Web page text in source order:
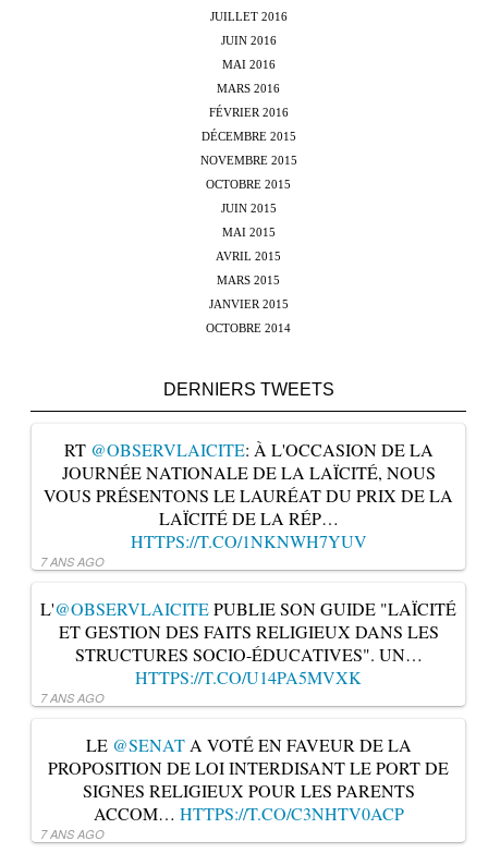
JUILLET 2016
JUIN 2016
MAI 2016
MARS 2016
FÉVRIER 2016
DÉCEMBRE 2015
NOVEMBRE 2015
OCTOBRE 2015
JUIN 2015
MAI 2015
AVRIL 2015
MARS 2015
JANVIER 2015
OCTOBRE 2014
DERNIERS TWEETS
RT @OBSERVLAICITE: À L'OCCASION DE LA
JOURNÉE NATIONALE DE LA LAÏCITÉ, NOUS
VOUS PRÉSENTONS LE LAURÉAT DU PRIX DE LA
LAÏCITÉ DE LA RÉP…
HTTPS://T.CO/1NKNWH7YUV
7 ANS AGO
L'@OBSERVLAICITEPUBLIE SON GUIDE "LAÏCITÉ
ET GESTION DES FAITS RELIGIEUX DANS LES
STRUCTURES SOCIO-ÉDUCATIVES". UN…
HTTPS://T.CO/U14PA5MVXK
7 ANS AGO
LE @SENATA VOTÉ EN FAVEUR DE LA
PROPOSITION DE LOI INTERDISANT LE PORT DE
SIGNES RELIGIEUX POUR LES PARENTS
ACCOM… HTTPS://T.CO/C3NHTV0ACP
7 ANS AGO